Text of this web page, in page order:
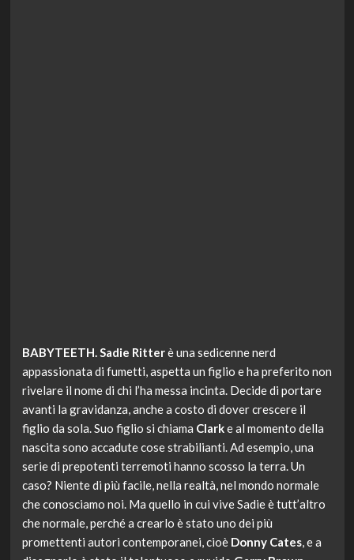
BABYTEETH. Sadie Ritterè una sedicenne nerd
appassionata di fumetti, aspetta un figlio e ha preferito non
rivelare il nome di chi l’ha messa incinta. Decide di portare
avanti la gravidanza, anche a costo di dover crescere il
figlio da sola. Suo figlio si chiama Clarke al momento della
nascita sono accadute cose strabilianti. Ad esempio, una
serie di prepotenti terremoti hanno scosso la terra. Un
caso? Niente di più facile, nella realtà, nel mondo normale
che conosciamo noi. Ma quello in cui vive Sadie è tutt’altro
che normale, perché a crearlo è stato uno dei più
promettenti autori contemporanei, cioè Donny Cates, e a